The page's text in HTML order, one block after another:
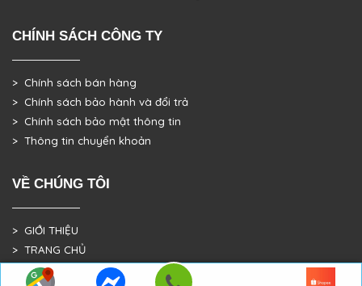
CHÍNH SÁCH CÔNG TY
> Chính sách bán hàng
> Chính sách bảo hành và đổi trả
> Chính sách bảo mật thông tin
> Thông tin chuyển khoản
VỀ CHÚNG TÔI
> GIỚI THIỆU
> TRANG CHỦ
> DỰ ÁN THỰC TẾ